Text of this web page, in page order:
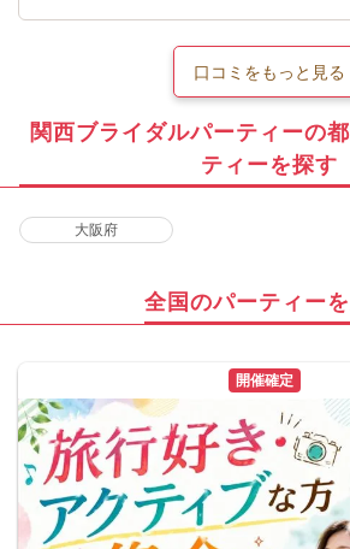
口コミをもっと見る
関西ブライダルパーティーの
ティーを探す
大阪府
全国のパーティー
開催確定